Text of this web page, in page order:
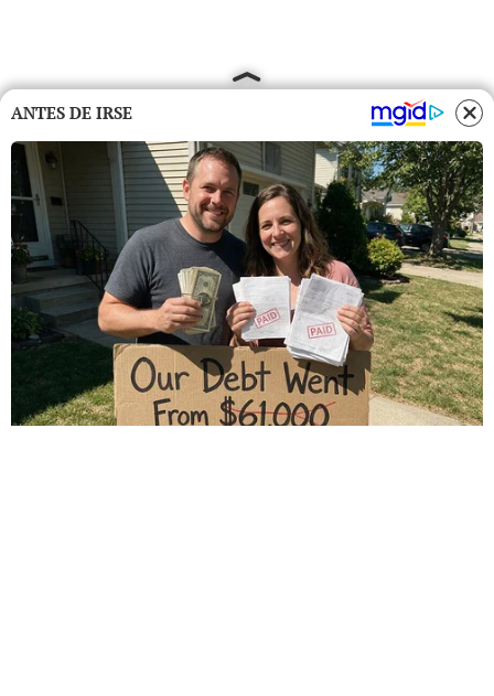
ANTES DE IRSE